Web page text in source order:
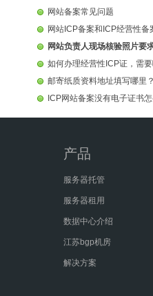
网站备案常见问题
网站ICP备案和ICP经营性备
网站负责人现场核验照片要
如何办理经营性ICP证，需
邮寄纸质资料地址填写哪里
ICP网站备案没有电子证书
产品
服务器托管
服务器租用
数据中心介绍
江苏bgp机房
解决方案